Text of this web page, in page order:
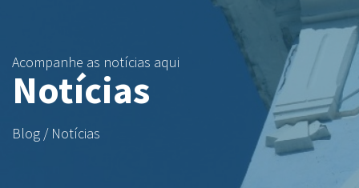
Acompanhe as notícias aqui
Notícias
Blog / Notícias